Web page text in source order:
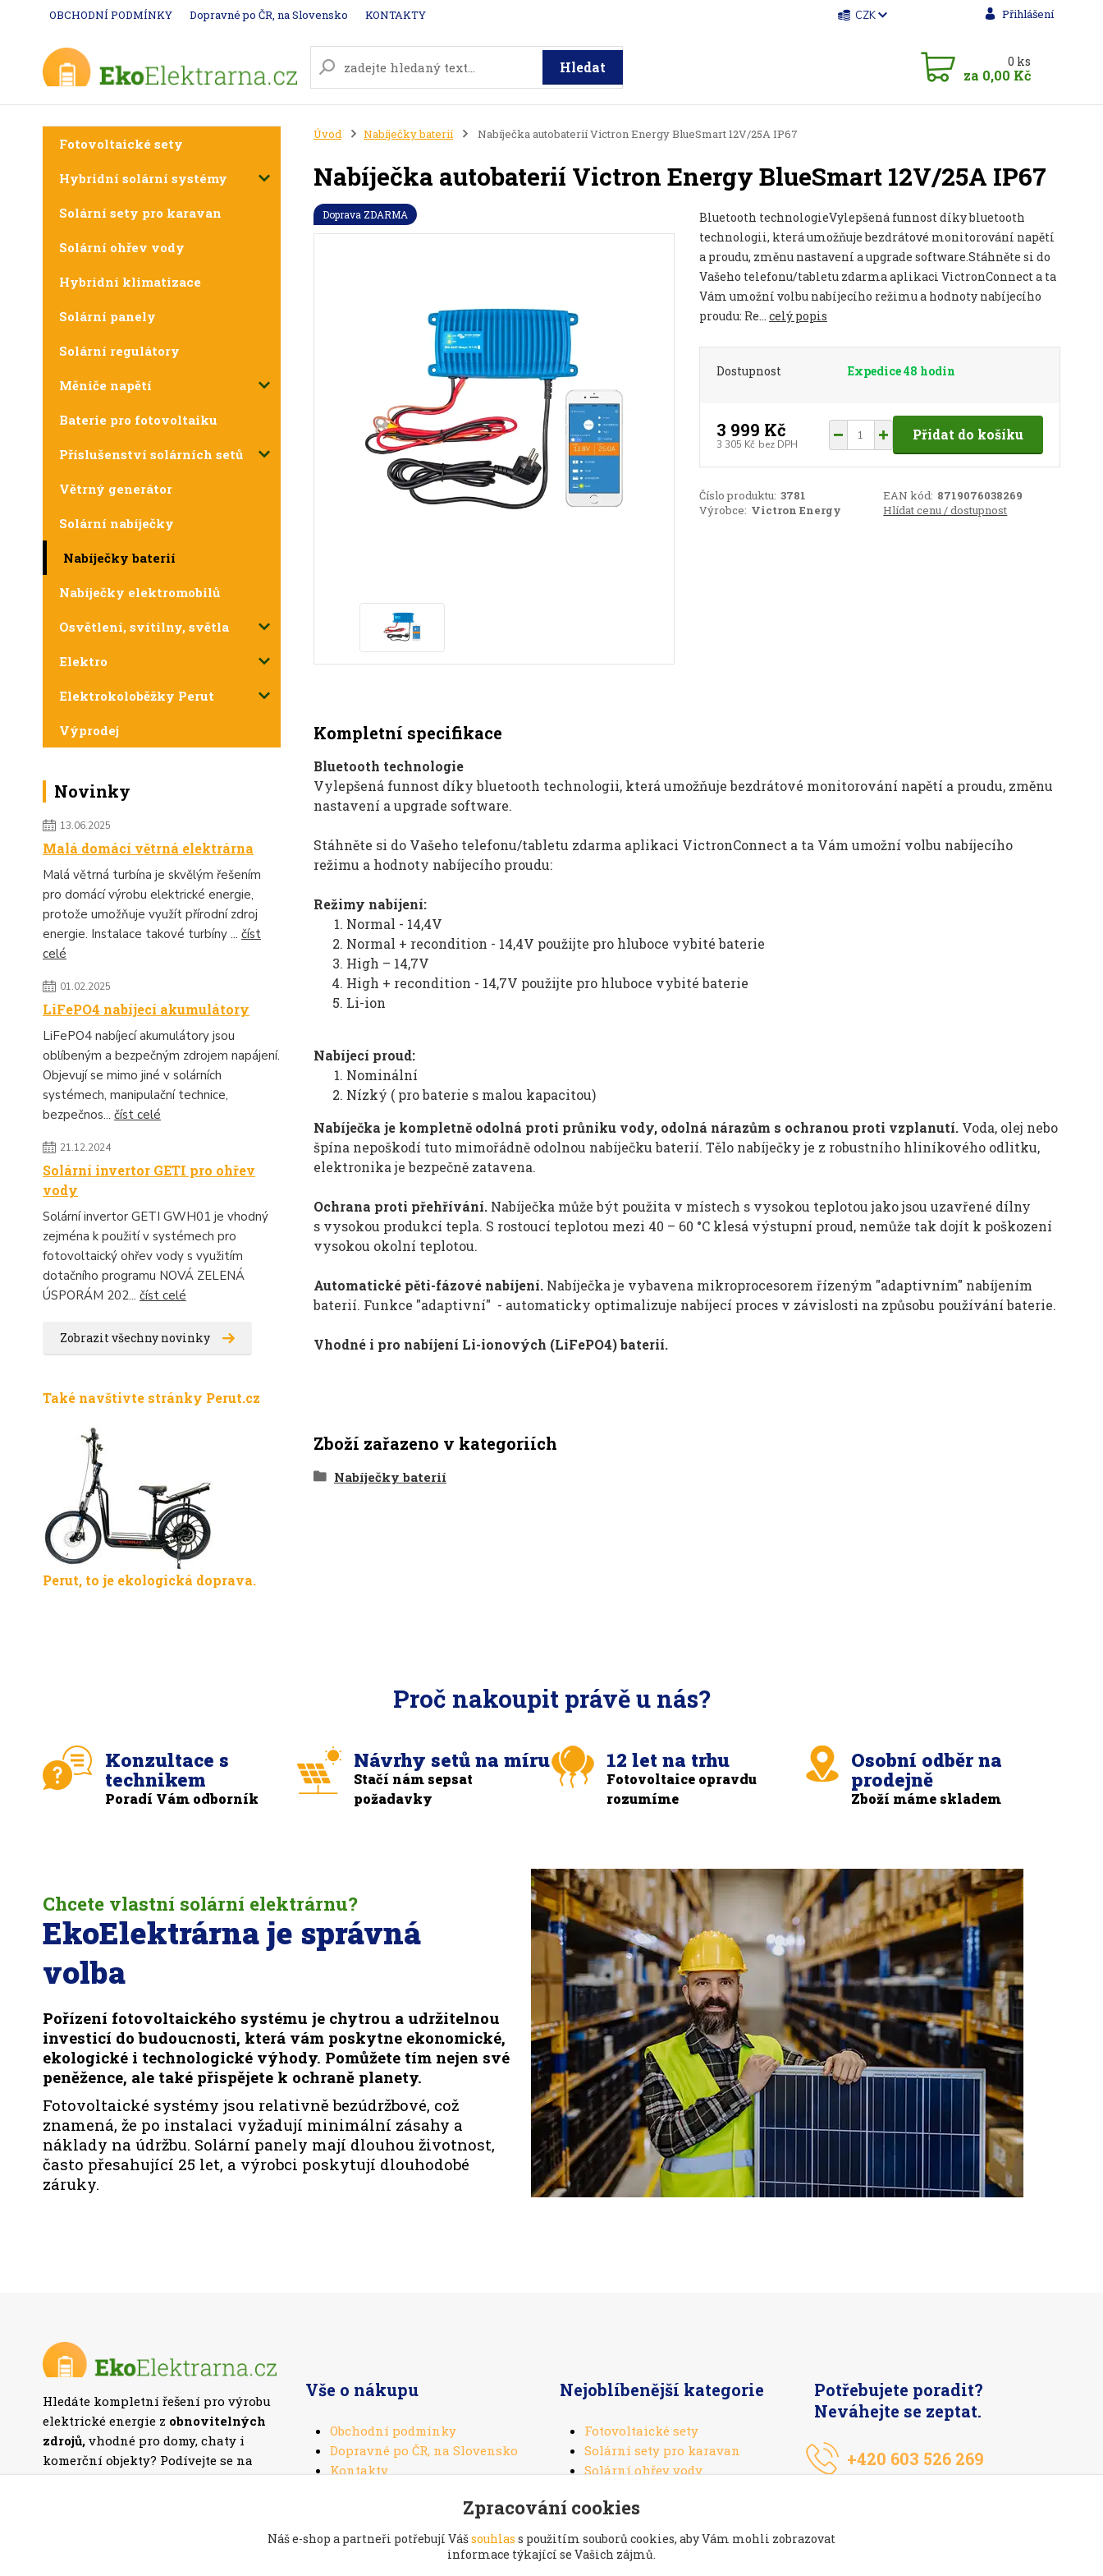
OBCHODNÍ PODMÍNKY Dopravné po ČR, na Slovensko KONTAKTY CZK Přihlášení
Hledat 0 ks
za 0,00 Kč
Fotovoltaické sety
Hybridní solární systémy
Solární sety pro karavan
Solární ohřev vody
Hybridní klimatizace
Solární panely
Solární regulátory
Měniče napětí
Baterie pro fotovoltaiku
Příslušenství solárních setů
Větrný generátor
Solární nabíječky
Nabíječky baterií
Nabíječky elektromobilů
Osvětlení, svítilny, světla
Elektro
Elektrokoloběžky Perut
Výprodej
Novinky
13.06.2025
Malá domácí větrná elektrárna
Malá větrná turbína je skvělým řešením
pro domácí výrobu elektrické energie,
protože umožňuje využít přírodní zdroj
energie. Instalace takové turbíny ... číst
celé
01.02.2025
LiFePO4 nabíjecí akumulátory
LiFePO4 nabíjecí akumulátory jsou
oblíbeným a bezpečným zdrojem napájení.
Objevují se mimo jiné v solárních
systémech, manipulační technice,
bezpečnos... číst celé
21.12.2024
Solární invertor GETI pro ohřev
vody
Solární invertor GETI GWH01 je vhodný
zejména k použití v systémech pro
fotovoltaický ohřev vody s využitím
dotačního programu NOVÁ ZELENÁ
ÚSPORÁM 202... číst celé
Zobrazit všechny novinky
Také navštivte stránky Perut.cz
Perut, to je ekologická doprava.
Úvod Nabíječky baterií Nabíječka autobaterií Victron Energy BlueSmart 12V/25A IP67
Nabíječka autobaterií Victron Energy BlueSmart 12V/25A IP67
Doprava ZDARMA
Bluetooth technologieVylepšená funnost díky bluetooth
technologii, která umožňuje bezdrátové monitorování napětí
a proudu, změnu nastavení a upgrade software.Stáhněte si do
Vašeho telefonu/tabletu zdarma aplikaci VictronConnect a ta
Vám umožní volbu nabíjecího režimu a hodnoty nabíjecího
proudu: Re... celý popis
Dostupnost Expedice 48 hodin
3 999 Kč
3 305 Kč bez DPH
Přidat do košíku
Číslo produktu: 3781 EAN kód: 8719076038269
Výrobce: Victron Energy Hlídat cenu / dostupnost
Kompletní specifikace
Bluetooth technologie
Vylepšená funnost díky bluetooth technologii, která umožňuje bezdrátové monitorování napětí a proudu, změnu
nastavení a upgrade software.
Stáhněte si do Vašeho telefonu/tabletu zdarma aplikaci VictronConnect a ta Vám umožní volbu nabíjecího
režimu a hodnoty nabíjecího proudu:
Režimy nabíjení:
Normal - 14,4V
Normal + recondition - 14,4V použijte pro hluboce vybité baterie
High – 14,7V
High + recondition - 14,7V použijte pro hluboce vybité baterie
Li-ion
Nabíjecí proud:
Nominální
Nízký ( pro baterie s malou kapacitou)
Nabíječka je kompletně odolná proti průniku vody, odolná nárazům s ochranou proti vzplanutí.Voda, olej nebo
špína nepoškodí tuto mimořádně odolnou nabíječku baterií. Tělo nabíječky je z robustního hliníkového odlitku,
elektronika je bezpečně zatavena.
Ochrana proti přehřívání.Nabíječka může být použita v místech s vysokou teplotou jako jsou uzavřené dílny
s vysokou produkcí tepla. S rostoucí teplotou mezi 40 – 60 °C klesá výstupní proud, nemůže tak dojít k poškození
vysokou okolní teplotou.
Automatické pěti-fázové nabíjení. Nabíječka je vybavena mikroprocesorem řízeným "adaptivním" nabíjením
baterií. Funkce "adaptivní" - automaticky optimalizuje nabíjecí proces v závislosti na způsobu používání baterie.
Vhodné i pro nabíjení Li-ionových (LiFePO4) baterií.
Zboží zařazeno v kategoriích
Nabíječky baterií
Proč nakoupit právě u nás?
Konzultace s
technikem
Poradí Vám odborník
Návrhy setů na míru
Stačí nám sepsat
požadavky
12 let na trhu
Fotovoltaice opravdu
rozumíme
Osobní odběr na
prodejně
Zboží máme skladem
Chcete vlastní solární elektrárnu?
EkoElektrárna je správná
volba
Pořízení fotovoltaického systému je chytrou a udržitelnou
investicí do budoucnosti, která vám poskytne ekonomické,
ekologické i technologické výhody. Pomůžete tím nejen své
peněžence, ale také přispějete k ochraně planety.
Fotovoltaické systémy jsou relativně bezúdržbové, což
znamená, že po instalaci vyžadují minimální zásahy a
náklady na údržbu. Solární panely mají dlouhou životnost,
často přesahující 25 let, a výrobci poskytují dlouhodobé
záruky.
Hledáte kompletní řešení pro výrobu
elektrické energie z obnovitelných
zdrojů, vhodné pro domy, chaty i
komerční objekty? Podívejte se na
naši nabídkufotovoltaických setů.
Vše o nákupu
Obchodní podmínky
Dopravné po ČR, na Slovensko
Kontakty
Nejoblíbenější kategorie
Fotovoltaické sety
Solární sety pro karavan
Solární ohřev vody
Solární regulátory
Potřebujete poradit?
Neváhejte se zeptat.
+420 603 526 269
Zpracování cookies
Náš e-shop a partneři potřebují Vášsouhlas s použitím souborů cookies, aby Vám mohli zobrazovat
informace týkající se Vašich zájmů.